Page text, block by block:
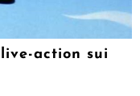
action sui